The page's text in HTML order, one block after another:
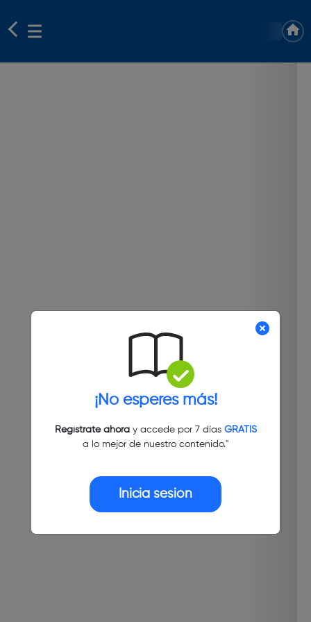
¡No esperes más!
Regístrate ahoray accede por 7 días GRATIS
a lo mejor de nuestro contenido."
Inicia sesión